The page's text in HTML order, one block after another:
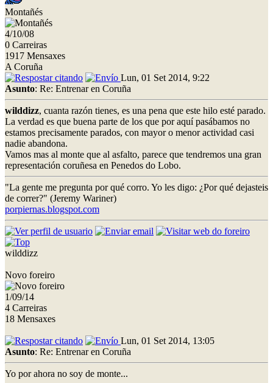
Montañés
4/10/08
0 Carreiras
1917 Mensaxes
A Coruña
Lun, 01 Set 2014, 9:22
Asunto: Re: Entrenar en Coruña
wilddizz, cuanta razón tienes, es una pena que este hilo esté parado.
La verdad es que buena parte de los que por aquí pasábamos no
estamos precisamente parados, con mayor o menor actividad casi
nadie abandona.
Vamos mas al monte que al asfalto, parece que tendremos una gran
representación coruñesa en Penedos do Lobo.
"La gente me pregunta por qué corro. Yo les digo: ¿Por qué dejasteis
de correr?" (Jeremy Wariner)
porpiernas.blogspot.com
wilddizz
Novo foreiro
1/09/14
4 Carreiras
18 Mensaxes
Lun, 01 Set 2014, 13:05
Asunto: Re: Entrenar en Coruña
Yo por ahora no soy de monte...